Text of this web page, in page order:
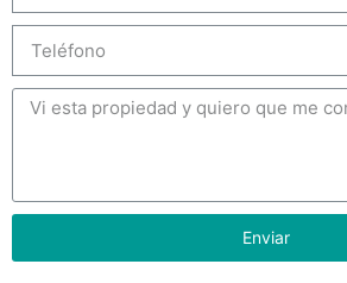
Enviar